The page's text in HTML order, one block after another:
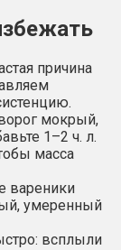
причина
мокрый,
1–2 ч. л.
масса
вареники
умеренный
всплыли